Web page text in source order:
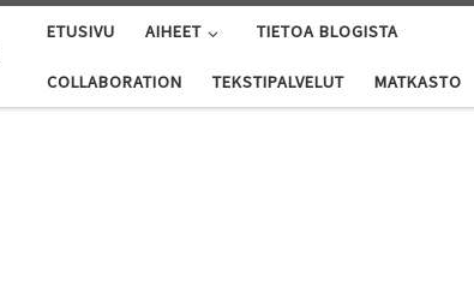
ETUSIVU AIHEET TIETOA BLOGISTA
COLLABORATION TEKSTIPALVELUT MATKASTO